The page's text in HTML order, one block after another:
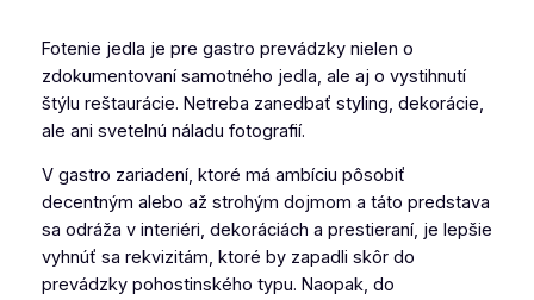
Fotenie jedla je pre gastro prevádzky nielen o
zdokumentovaní samotného jedla, ale aj o vystihnutí
štýlu reštaurácie. Netreba zanedbať styling, dekorácie,
ale ani svetelnú náladu fotografií.
V gastro zariadení, ktoré má ambíciu pôsobiť
decentným alebo až strohým dojmom a táto predstava
sa odráža v interiéri, dekoráciách a prestieraní, je lepšie
vyhnúť sa rekvizitám, ktoré by zapadli skôr do
prevádzky pohostinského typu. Naopak, do